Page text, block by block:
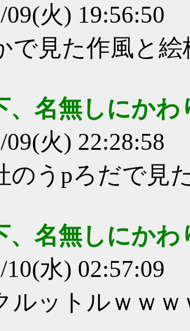
09(火) 19:56:50
で見た作風と
、名無しにか
09(火) 22:28:58
のうpろだで見
、名無しにか
10(水) 02:57:09
ルットルｗｗ